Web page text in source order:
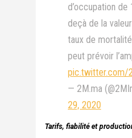
d’occupation de
deçà de la
taux de
peut prévoir
pic.twitter.com/
— 2M.ma
29, 2020
Tarifs, fiabilité et